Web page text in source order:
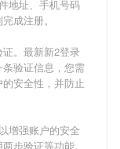
地址、手机号码
成注册。
。 最新新2登录
验证信息，您需
安全性，并防止
增强账户的安全
步验证等功能。